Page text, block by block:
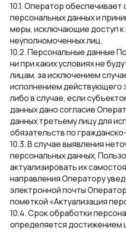
10.1. Оператор обеспечивает
персональных данных и
меры, исключающие доступ
неуполномоченных лиц.
10.2. Персональные данные
ни при каких условиях не
лицам, за исключением
исполнением действующего
либо в случае, если
данных дано согласие
данных третьему лицу для
обязательств по
10.3. В случае выявления
персональных данных,
актуализировать их
направления Оператору
электронной почты
пометкой «Актуализация
10.4. Срок обработки
определяется достижением